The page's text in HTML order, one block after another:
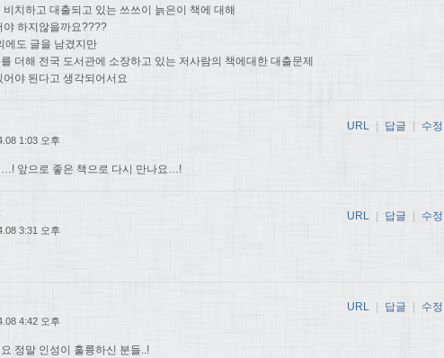
비치하고 대출되고 있는 쓰쓰이 늙은이 책에 대해
야 하지않을까요????
에도 글을 남겼지만
더해 전국 도서관에 소장하고 있는 저사람의 책에대한 대출문제
야 된다고 생각되어서요
1:03 오후
…! 앞으로 좋은 책으로 다시 만나요…!
URL | 답글 | 수정
3:31 오후
URL 답글 수정
4:42 오후
정말 인성이 훌륭하신 분들..!
URL 답글 수정